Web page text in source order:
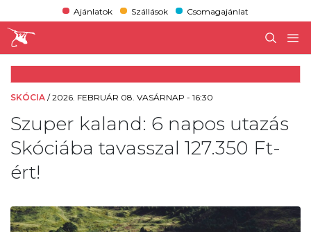
Ajánlatok Szállások Csomagajánlat
SKÓCIA /2026. FEBRUÁR 08. VASÁRNAP - 16:30
Szuper kaland: 6 napos utazás
Skóciába tavasszal 127.350 Ft-
ért!